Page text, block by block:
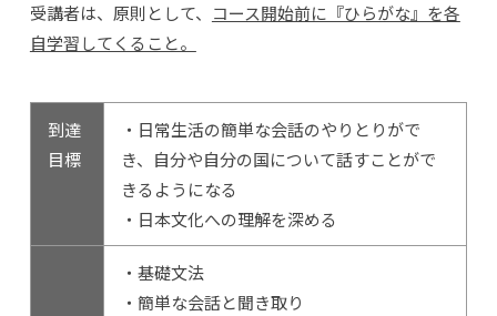
受講者は、原則として、
コース開始前に『ひらがな』を各
自学習してくること。
到達
目標
・日常生活の簡単な会話のやりとりがで
き、自分や自分の国について話すことがで
きるようになる
・日本文化への理解を深める
・基礎文法
・簡単な会話と聞き取り